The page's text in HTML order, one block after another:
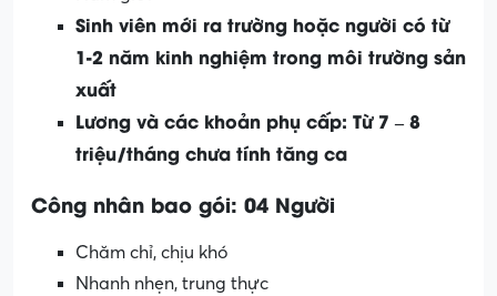
Sinh viên mới ra trường hoặc người có từ
1-2 năm kinh nghiệm trong môi trường sản
xuất
Lương và các khoản phụ cấp: Từ 7 – 8
triệu/tháng chưa tính tăng ca
Công nhân bao gói: 04 Người
Chăm chỉ, chịu khó
Nhanh nhẹn, trung thực